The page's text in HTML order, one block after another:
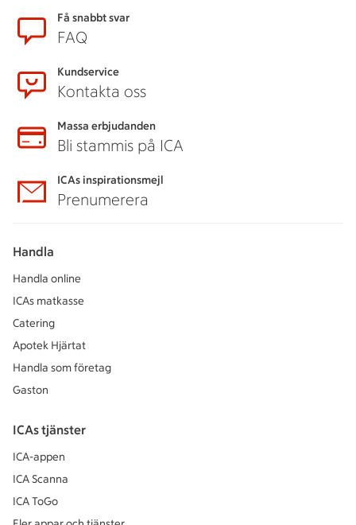
SidfotFå snabbt svar
FAQ
Kundservice
Kontakta oss
Massa erbjudanden
Bli stammis på ICA
ICAs inspirationsmejl
Prenumerera
Handla
Handla online
ICAs matkasse
Catering
Apotek Hjärtat
Handla som företag
Gaston
ICAs tjänster
ICA-appen
ICA Scanna
ICA ToGo